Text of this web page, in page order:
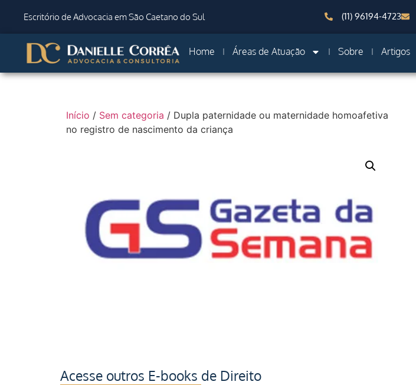
Escritório de Advocacia em São Caetano do Sul (11) 96194-4723
Home Áreas de Atuação Sobre Artigos
Início / Sem categoria / Dupla paternidade ou maternidade homoafetiva
no registro de nascimento da criança
Acesse outros E-books de Direito